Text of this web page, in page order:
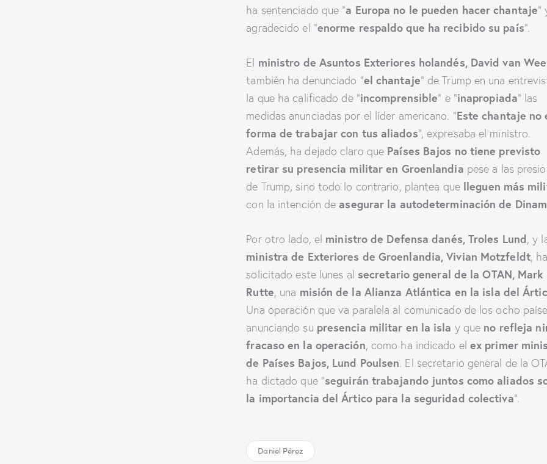
ha sentenciado que “a Europa no le pueden hacer chantaje”
agradecido el “enorme respaldo que ha recibido su país”.
El ministro de Asuntos Exteriores holandés, David van
también ha denunciado “el chantaje” de Trump en una
la que ha calificado de “incomprensible” e “inapropiada” las
medidas anunciadas por el líder americano. “Este chantaje no
forma de trabajar con tus aliados”, expresaba el ministro.
Además, ha dejado claro que Países Bajos no tiene previsto
retirar su presencia militar en Groenlandia pese a las
de Trump, sino todo lo contrario, plantea que lleguen más
con la intención deasegurar la autodeterminación de
Por otro lado, el ministro de Defensa danés, Troles Lund, y
ministra de Exteriores de Groenlandia, Vivian Motzfeldt,
solicitado este lunes al secretario general de la OTAN, Mark
Rutte, una misión de la Alianza Atlántica en la isla del
Una operación que va paralela al comunicado de los ocho
anunciando su presencia militar en la isla y que no refleja
fracaso en la operación, como ha indicado el ex primer
de Países Bajos, Lund Poulsen. El secretario general de la
ha dictado que “seguirán trabajando juntos como aliados
la importancia del Ártico para la seguridad colectiva”.
Daniel Pérez